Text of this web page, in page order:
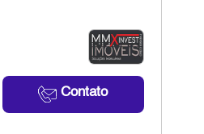
Contato